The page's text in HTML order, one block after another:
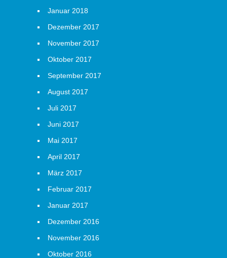
Januar 2018
Dezember 2017
November 2017
Oktober 2017
September 2017
August 2017
Juli 2017
Juni 2017
Mai 2017
April 2017
März 2017
Februar 2017
Januar 2017
Dezember 2016
November 2016
Oktober 2016